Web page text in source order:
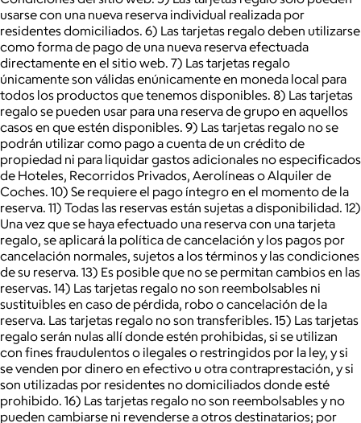
usarse con una nueva reserva individual realizada por
residentes domiciliados. 6) Las tarjetas regalo deben utilizarse
como forma de pago de una nueva reserva efectuada
directamente en el sitio web. 7) Las tarjetas regalo
únicamente son válidas enúnicamente en moneda local para
todos los productos que tenemos disponibles. 8) Las tarjetas
regalo se pueden usar para una reserva de grupo en aquellos
casos en que estén disponibles. 9) Las tarjetas regalo no se
podrán utilizar como pago a cuenta de un crédito de
propiedad ni para liquidar gastos adicionales no especificados
de Hoteles, Recorridos Privados, Aerolíneas o Alquiler de
Coches. 10) Se requiere el pago íntegro en el momento de la
reserva. 11) Todas las reservas están sujetas a disponibilidad. 12)
Una vez que se haya efectuado una reserva con una tarjeta
regalo, se aplicará la política de cancelación y los pagos por
cancelación normales, sujetos a los términos y las condiciones
de su reserva. 13) Es posible que no se permitan cambios en las
reservas. 14) Las tarjetas regalo no son reembolsables ni
sustituibles en caso de pérdida, robo o cancelación de la
reserva. Las tarjetas regalo no son transferibles. 15) Las tarjetas
regalo serán nulas allí donde estén prohibidas, si se utilizan
con fines fraudulentos o ilegales o restringidos por la ley, y si
se venden por dinero en efectivo u otra contraprestación, y si
son utilizadas por residentes no domiciliados donde esté
prohibido. 16) Las tarjetas regalo no son reembolsables y no
pueden cambiarse ni revenderse a otros destinatarios; por